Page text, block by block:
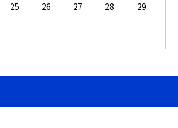
25 26 27 28
29